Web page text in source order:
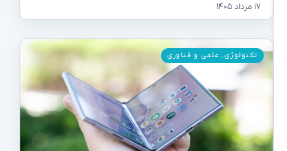
۱۷ مرداد ۱۴۰۵
تکنولوژی, علمی و فناوری